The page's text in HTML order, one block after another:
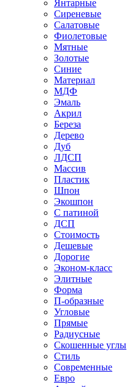
Янтарные
Сиреневые
Салатовые
Фиолетовые
Мятные
Золотые
Синие
Материал
МДФ
Эмаль
Акрил
Береза
Дерево
Дуб
ЛДСП
Массив
Пластик
Шпон
Экошпон
С патиной
ДСП
Стоимость
Дешевые
Дорогие
Эконом-класс
Элитные
Форма
П-образные
Угловые
Прямые
Радиусные
Скошенные углы
Стиль
Современные
Евро